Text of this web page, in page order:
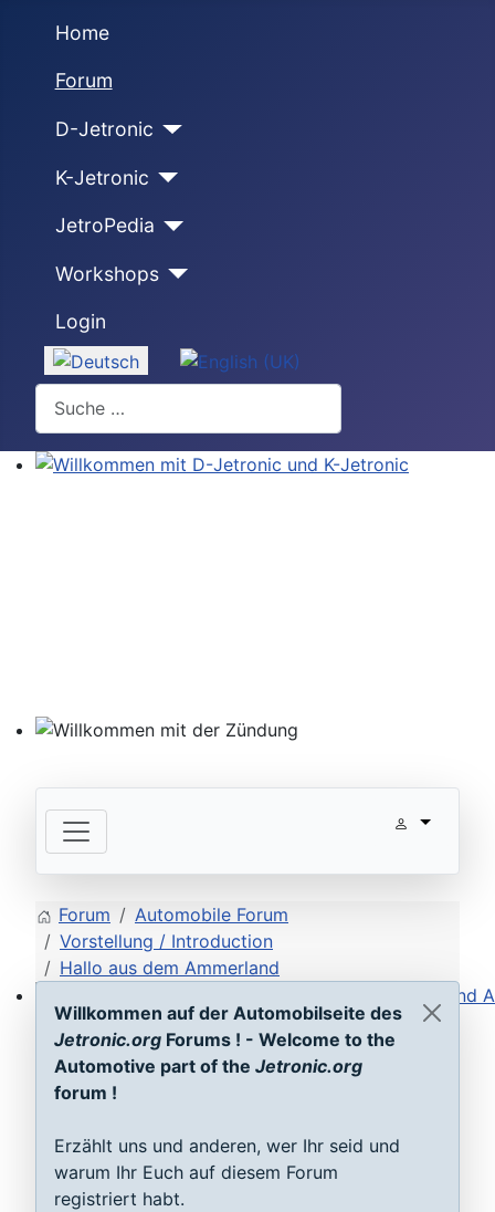
Home
Forum
D-Jetronic
K-Jetronic
JetroPedia
Workshops
Login
Sprache auswählen
Suchen
Steuergeräte D-Jetronic & KE-Jetronic: Prüfen und
Forum
Automobile Forum
Vorstellung / Introduction
Hallo aus dem Ammerland
Willkommen auf der Automobilseite des
Jetronic.org Forums ! - Welcome to the
Automotive part of the Jetronic.org
forum !
Erzählt uns und anderen, wer Ihr seid und
warum Ihr Euch auf diesem Forum
registriert habt.